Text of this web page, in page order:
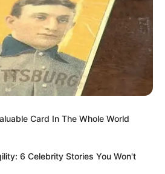
Card In The Whole World
6 Celebrity Stories You Won't